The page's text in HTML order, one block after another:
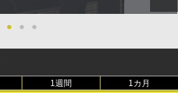
● ● ●
1週間 1カ月